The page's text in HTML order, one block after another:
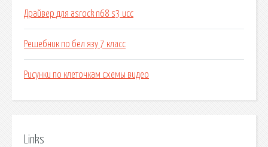
Драйвер для asrock n68 s3 ucc
Решебник по бел язу 7 класс
Рисунки по клеточкам схемы видео
Links